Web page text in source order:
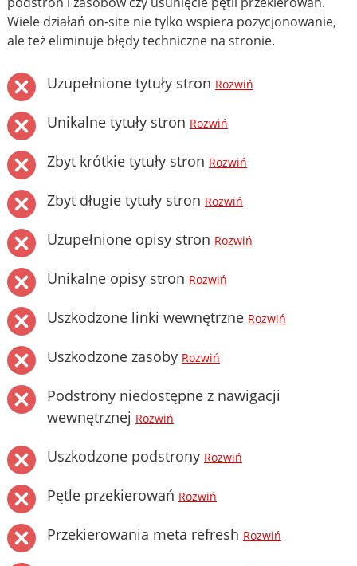
Wiele działań on-site nie tylko wspiera pozycjonowanie,
ale też eliminuje błędy techniczne na stronie.
Uzupełnione tytuły stron Rozwiń
Unikalne tytuły stron Rozwiń
Zbyt krótkie tytuły stron Rozwiń
Zbyt długie tytuły stron Rozwiń
Uzupełnione opisy stron Rozwiń
Unikalne opisy stron Rozwiń
Uszkodzone linki wewnętrzne Rozwiń
Uszkodzone zasoby Rozwiń
Podstrony niedostępne z nawigacji
wewnętrznej Rozwiń
Uszkodzone podstrony Rozwiń
Pętle przekierowań Rozwiń
Przekierowania meta refresh Rozwiń